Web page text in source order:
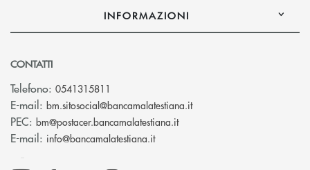
INFORMAZIONI
CONTATTI
Telefono: 0541315811
E-mail: bm.sitosocial@bancamalatestiana.it(si apre l’app di posta
PEC: bm@postacer.bancamalatestiana.it(si apre l’app di posta
E-mail: info@bancamalatestiana.it(si apre l’app di posta